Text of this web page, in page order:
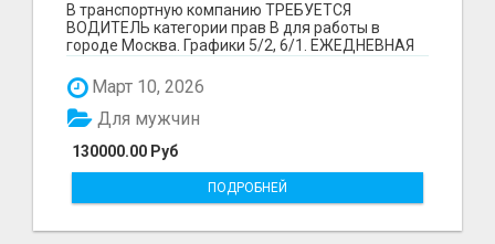
В транспортную компанию ТРЕБУЕТСЯ
ВОДИТЕЛЬ категории прав В для работы в
городе Москва. Графики 5/2, 6/1. ЕЖЕДНЕВНАЯ
Март 10, 2026
130000.00 Руб
Для мужчин
ПОДРОБНЕЙ